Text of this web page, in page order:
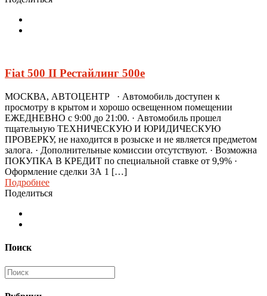
Fiat 500 II Рестайлинг 500e
МОСКВА, АВТОЦЕНТР · Автомобиль доступен к
просмотру в крытом и хорошо освещенном помещении
ЕЖЕДНЕВНО с 9:00 до 21:00. · Автомобиль прошел
тщательную ТЕХНИЧЕСКУЮ И ЮРИДИЧЕСКУЮ
ПРОВЕРКУ, не находится в розыске и не является предметом
залога. · Дополнительные комиссии отсутствуют. · Возможна
ПОКУПКА В КРЕДИТ по специальной ставке от 9,9% ·
Оформление сделки ЗА 1 […]
Подробнее
Поделиться
Поиск